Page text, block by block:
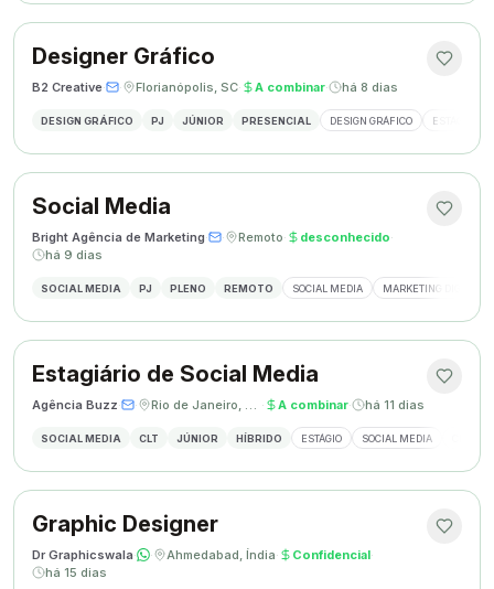
Designer Gráfico
B2 Creative· · Florianópolis, SC· A combinar· há 8 dias
DESIGN GRÁFICO PJ JÚNIOR PRESENCIAL DESIGN GRÁFICO ESTÁGIO
Social Media
Bright Agência de Marketing· · Remoto· desconhecido·
há 9 dias
SOCIAL MEDIA PJ PLENO REMOTO SOCIAL MEDIA MARKETING DIGITAL
Estagiário de Social Media
Agência Buzz· · Rio de Janeiro, Brasil · A combinar· há 11 dias
SOCIAL MEDIA CLT JÚNIOR HÍBRIDO ESTÁGIO SOCIAL MEDIA
Graphic Designer
Dr Graphicswala· · Ahmedabad, Índia· Confidencial·
há 15 dias